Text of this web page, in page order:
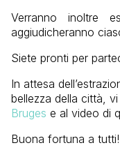
Verranno inoltre
aggiudicheranno
Siete pronti per
In attesa
bellezza della città,
Bruges e al video di
Buona fortuna a tutti!